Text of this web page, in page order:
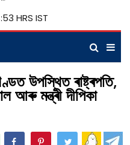
HRS IST
উপস্থিত ৰাষ্ট্ৰপতি,
আৰু মন্ত্ৰী দীপিকা
WhatsApp